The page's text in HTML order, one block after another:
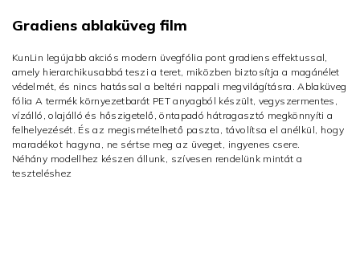
Gradiens ablaküveg film
KunLin legújabb akciós modern üvegfólia pont gradiens effektussal,
amely hierarchikusabbá teszi a teret, miközben biztosítja a magánélet
védelmét, és nincs hatással a beltéri nappali megvilágításra.Ablaküveg
fóliaA termék környezetbarát PET anyagból készült, vegyszermentes,
vízálló, olajálló és hőszigetelő, öntapadó hátragasztó megkönnyíti a
felhelyezését. És az megismételhető paszta, távolítsa el anélkül, hogy
maradékot hagyna, ne sértse meg az üveget, ingyenes csere.
Néhány modellhez készen állunk, szívesen rendelünk mintát a
teszteléshez